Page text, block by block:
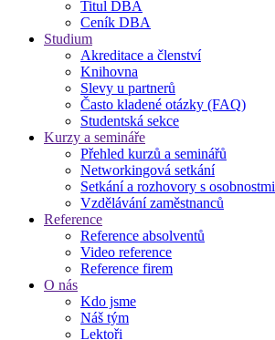
Titul DBA
Ceník DBA
Studium
Akreditace a členství
Knihovna
Slevy u partnerů
Často kladené otázky (FAQ)
Studentská sekce
Kurzy a semináře
Přehled kurzů a seminářů
Networkingová setkání
Setkání a rozhovory s osobnostmi
Vzdělávání zaměstnanců
Reference
Reference absolventů
Video reference
Reference firem
O nás
Kdo jsme
Náš tým
Lektoři